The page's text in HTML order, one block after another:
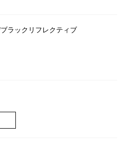
ラックリフレクティブ